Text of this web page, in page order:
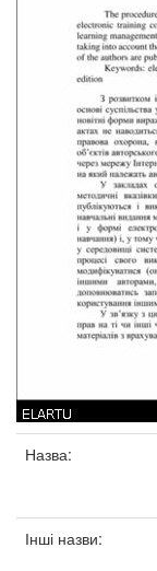
Назва:
Інші назви: